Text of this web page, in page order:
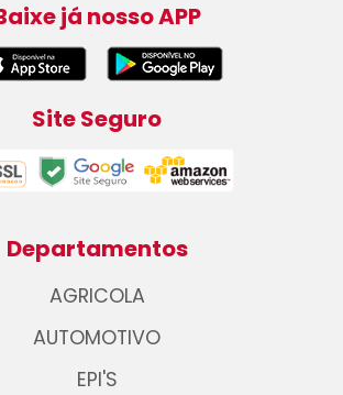
já nosso APP
Site Seguro
Departamentos
AGRICOLA
AUTOMOTIVO
EPI'S